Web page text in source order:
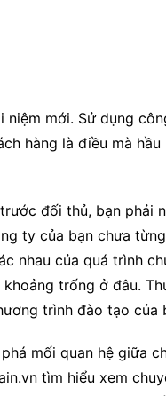
mới. Sử dụng
hàng là điều mà
đối thủ, bạn phải
ty của bạn chưa
nhau của quá trình
trống ở đâu.
trình đào tạo của
mối quan hệ giữa
tìm hiểu xem